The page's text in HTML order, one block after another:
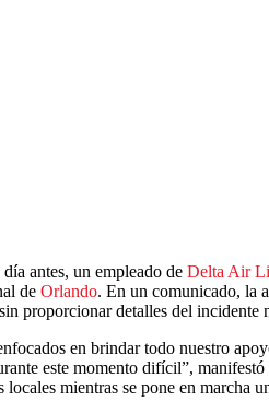
antes, un empleado de Delta Air
de Orlando. En un comunicado, la
proporcionar detalles del incidente
en brindar todo nuestro
este momento difícil”,
locales mientras se pone en marcha